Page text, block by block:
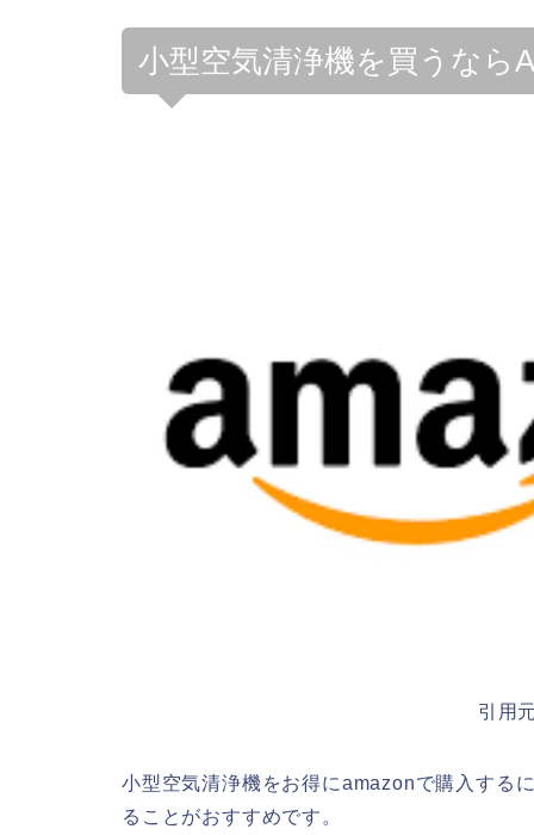
小型空気清浄機を買うなら
引用
小型空気清浄機をお得にamazonで購入する
ることがおすすめです。